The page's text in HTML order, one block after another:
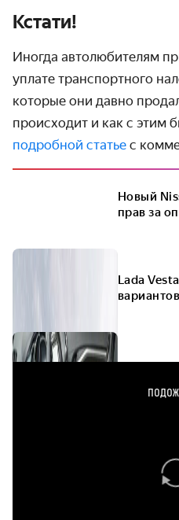
Кстати!
Иногда автолюбителям
уплате транспортного
которые они давно
происходит и как с этим
подробной статье с
Новый
прав за
Lada